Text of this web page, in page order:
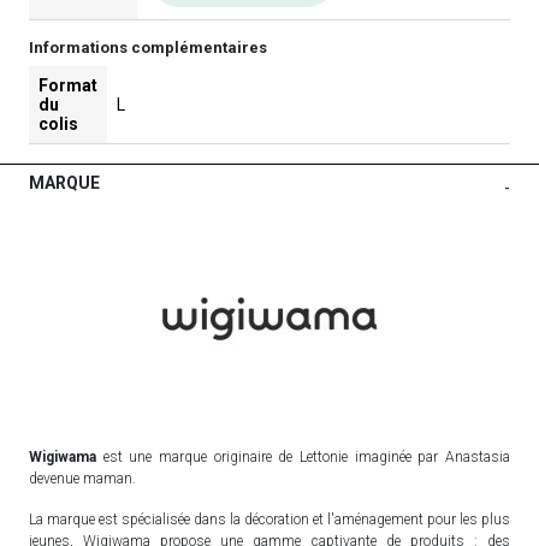
Informations complémentaires
Format
du
colis
L
MARQUE -
Wigiwama est une marque originaire de Lettonie imaginée par Anastasia
devenue maman.
La marque est spécialisée dans la décoration et l'aménagement pour les plus
jeunes, Wigiwama propose une gamme captivante de produits : des